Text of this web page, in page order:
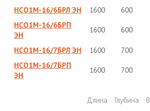
НСО1М-16/6БРЛ ЭН 1600
600
НСО1М-16/6БРП
ЭН
1600 600
НСО1М-16/7БРЛ ЭН 1600
700
НСО1М-16/7БРП
ЭН
1600 700
Длина Глубина